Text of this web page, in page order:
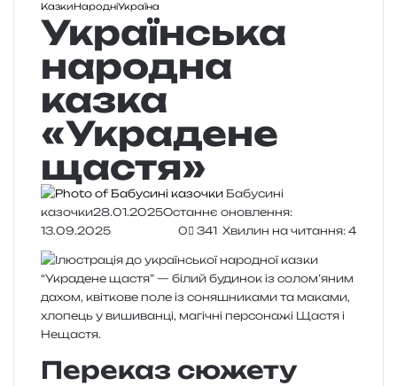
КазкиНародніУкраїна
Українська
народна
казка
«Украдене
щастя»
Бабусині
казочки28.01.2025Останнє оновлення:
13.09.2025
0 341 Хвилин на читання: 4
Переказ сюжету